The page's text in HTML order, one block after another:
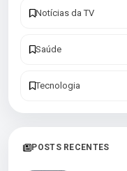
Notícias da TV
Saúde
Tecnologia
POSTS RECENTES